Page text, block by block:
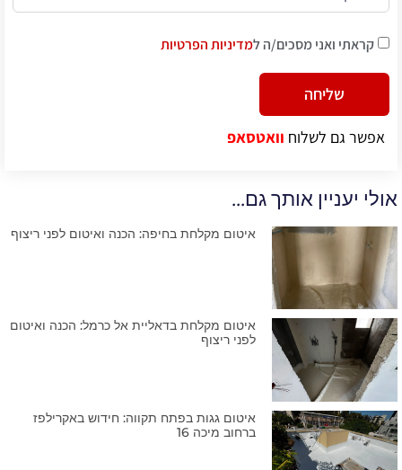
קראתי ואני מסכים/ה למדיניות הפרטיות
שליחה
Alternative:
אפשר גם לשלוח וואטסאפ
אולי יעניין אותך גם...
איטום מקלחת בחיפה: הכנה ואיטום לפני ריצוף
איטום מקלחת בדאליית אל כרמל: הכנה ואיטום
לפני ריצוף
איטום גגות בפתח תקווה: חידוש באקרילפז
ברחוב מיכה 16